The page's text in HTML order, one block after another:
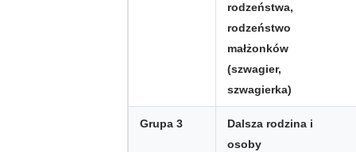
rodzeństwa,
rodzeństwo
małżonków
(szwagier,
szwagierka)
Grupa 3
Dalsza rodzina i
osoby